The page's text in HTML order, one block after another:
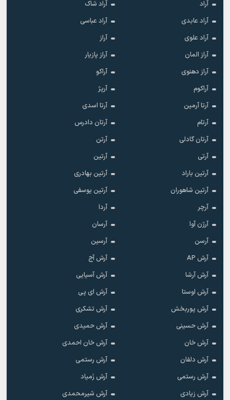
آراد
آراد شاک
آراد عابدی
آراد عباسی
آراد علوی
آراز
آراز المان
آراز پازیار
آراز دهنوی
آراکو
آراکوم
آرپژ
آرتا آرمین
آرتا اسدی
آرتام
آرتان دادرس
آرتان گادلی
آرتن
آرتی
آرتین
آرتین باراد
آرتین بهادری
آرتین شاهوران
آرتین یوسفی
آرچر
آردا
آرژن آوا
آرسان
آرسن
آرسین
آرش AP
آرش آج
آرش آرشا
آرش آسیایی
آرش اوستا
آرش ای پی
آرش پوربخش
آرش تشکری
آرش حسینی
آرش حمیدی
آرش خان
آرش خان احمدی
آرش دلفان
آرش رستمى
آرش رستمی
آرش زَمیاد
آرش زیادی
آرش شیرمحمدی